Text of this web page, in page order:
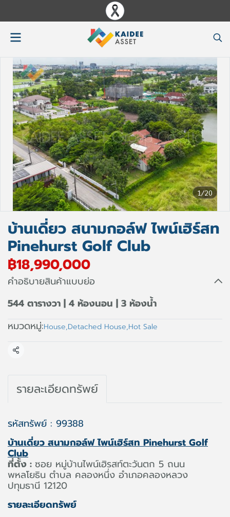
1/20
บ้านเดี่ยว สนามกอล์ฟ ไพน์เฮิร์สท
Pinehurst Golf Club
฿18,990,000
คำอธิบายสินค้าแบบย่อ
544 ตารางวา | 4 ห้องนอน | 3 ห้องน้ำ
หมวดหมู่:House,Detached House,Hot Sale
แชร์
รายละเอียดทรัพย์
รหัสทรัพย์ : 99388
บ้านเดี่ยว สนามกอล์ฟ ไพน์เฮิร์สท Pinehurst Golf
Club
ที่ตั้ง : ซอย หมู่บ้านไพน์เฮิรสท์ตะวันตก 5 ถนน
พหลโยธิน ตำบล คลองหนึ่ง อำเภอคลองหลวง
ปทุมธานี 12120
รายละเอียดทรัพย์